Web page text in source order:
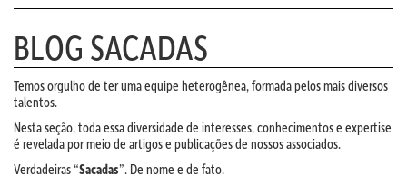
BLOG SACADAS
Temos orgulho de ter uma equipe heterogênea, formada pelos mais diversos
talentos.
Nesta seção, toda essa diversidade de interesses, conhecimentos e expertise
é revelada por meio de artigos e publicações de nossos associados.
Verdadeiras “Sacadas”. De nome e de fato.